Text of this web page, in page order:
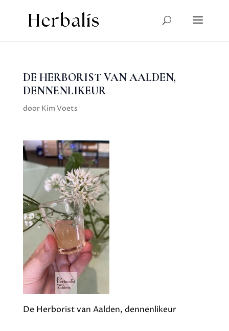
DE HERBORIST VAN AALDEN,
DENNENLIKEUR
door Kim Voets
De Herborist van Aalden, dennenlikeur